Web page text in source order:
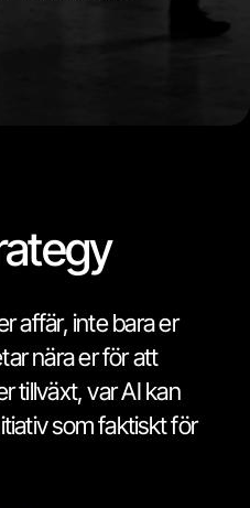
affär, inte bara er
nära er för att
tillväxt, var AI kan
som faktiskt för